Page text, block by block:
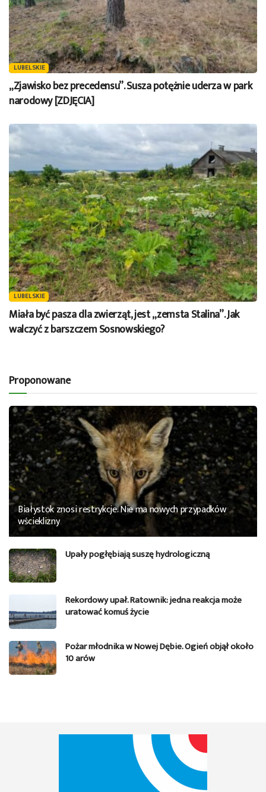
LUBELSKIE
„Zjawisko bez precedensu”. Susza potężnie uderza w park
narodowy [ZDJĘCIA]
LUBELSKIE
Miała być pasza dla zwierząt, jest „zemsta Stalina”. Jak
walczyć z barszczem Sosnowskiego?
Proponowane
Białystok znosi restrykcje. Nie ma nowych przypadków
wścieklizny
Upały pogłębiają suszę hydrologiczną
Rekordowy upał. Ratownik: jedna reakcja może
uratować komuś życie
Pożar młodnika w Nowej Dębie. Ogień objął około
10 arów